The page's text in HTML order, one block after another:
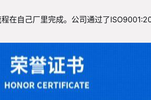
自己厂里完成。公司通过了